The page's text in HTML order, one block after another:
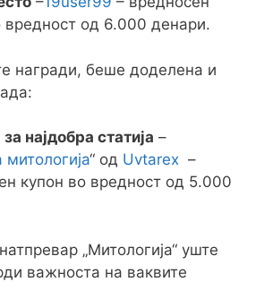
вредност од 6.000 денари.
награди, беше доделена и
најдобра статија –
митологија“ од Uvtarex –
купон во вредност од 5.000
„Митологија“ уште
важноста на ваквите